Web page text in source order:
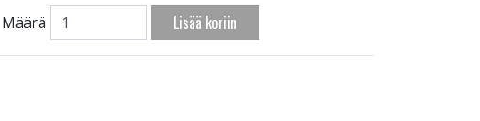
Määrä Lisää koriin